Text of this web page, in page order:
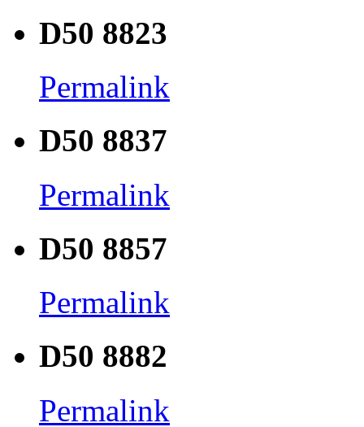
D50 8823
Permalink
D50 8837
Permalink
D50 8857
Permalink
D50 8882
Permalink